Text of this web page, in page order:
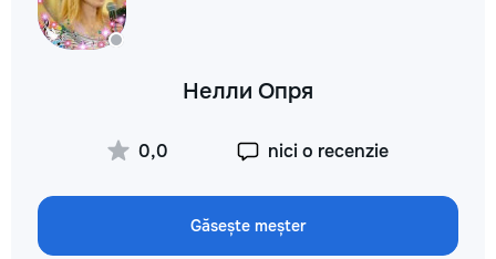
любовью к детям
сообщения или
интересно!
Нелли Опря
0,0 nici o recenzie
Găsește meșter